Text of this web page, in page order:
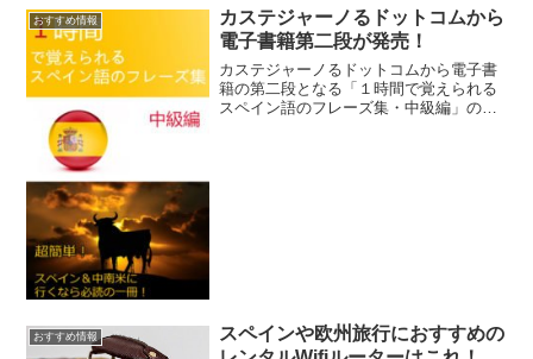
翻訳してもらう、といった簡単なことで
も注文できるサービスが出...
おすすめ情報
カステジャーノるドットコムから
電子書籍第二段が発売！
カステジャーノるドットコムから電子書
籍の第二段となる「１時間で覚えられる
スペイン語のフレーズ集・中級編」の発
おすすめ情報
スペインや欧州旅行におすすめの